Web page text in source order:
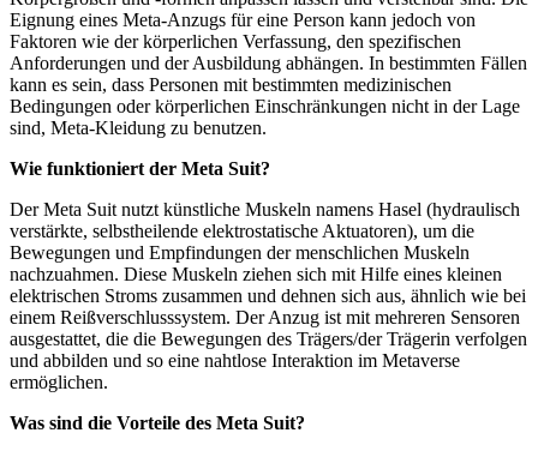
Eignung eines Meta-Anzugs für eine Person kann jedoch von
Faktoren wie der körperlichen Verfassung, den spezifischen
Anforderungen und der Ausbildung abhängen. In bestimmten Fällen
kann es sein, dass Personen mit bestimmten medizinischen
Bedingungen oder körperlichen Einschränkungen nicht in der Lage
sind, Meta-Kleidung zu benutzen.
Wie funktioniert der Meta Suit?
Der Meta Suit nutzt künstliche Muskeln namens Hasel (hydraulisch
verstärkte, selbstheilende elektrostatische Aktuatoren), um die
Bewegungen und Empfindungen der menschlichen Muskeln
nachzuahmen. Diese Muskeln ziehen sich mit Hilfe eines kleinen
elektrischen Stroms zusammen und dehnen sich aus, ähnlich wie bei
einem Reißverschlusssystem. Der Anzug ist mit mehreren Sensoren
ausgestattet, die die Bewegungen des Trägers/der Trägerin verfolgen
und abbilden und so eine nahtlose Interaktion im Metaverse
ermöglichen.
Was sind die Vorteile des Meta Suit?